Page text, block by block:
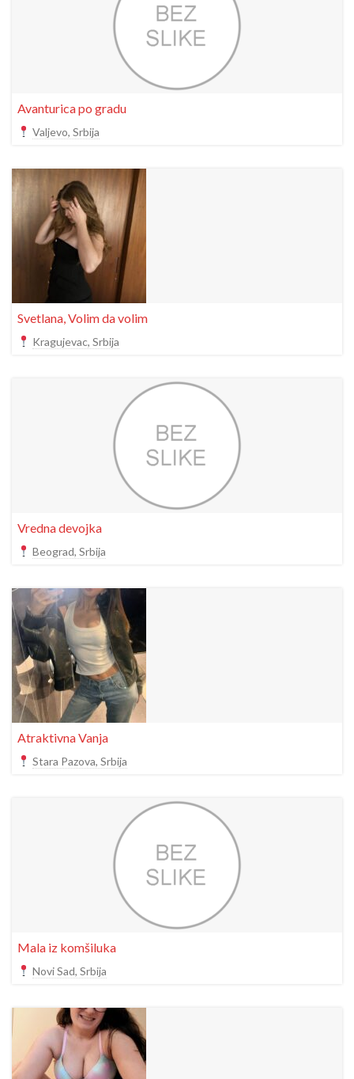
Avanturica po gradu
Valjevo, Srbija
Svetlana, Volim da volim
Kragujevac, Srbija
Vredna devojka
Beograd, Srbija
Atraktivna Vanja
Stara Pazova, Srbija
Mala iz komšiluka
Novi Sad, Srbija